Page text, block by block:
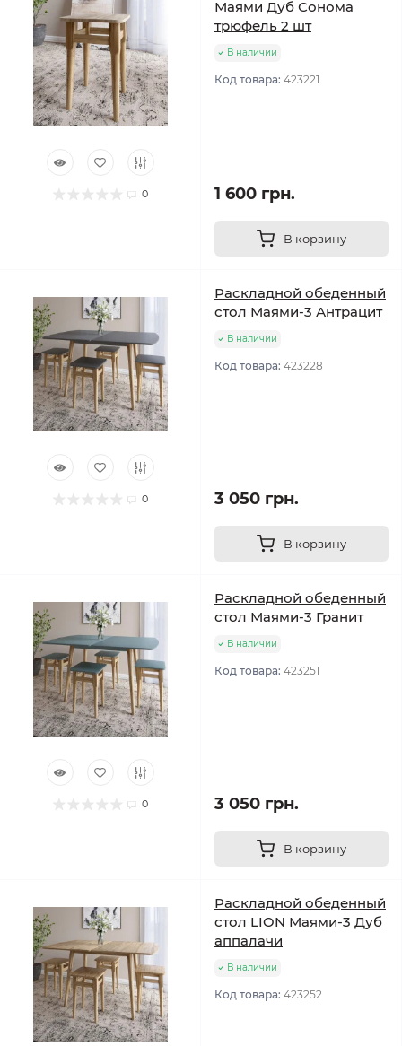
0
Маями Дуб Сонома
трюфель 2 шт
В наличии
Код товара: 423221
1 600 грн.
В корзину
0
Раскладной обеденный
стол Маями-3 Антрацит
В наличии
Код товара: 423228
3 050 грн.
В корзину
0
Раскладной обеденный
стол Маями-3 Гранит
В наличии
Код товара: 423251
3 050 грн.
В корзину
Раскладной обеденный
стол LION Маями-3 Дуб
аппалачи
В наличии
Код товара: 423252